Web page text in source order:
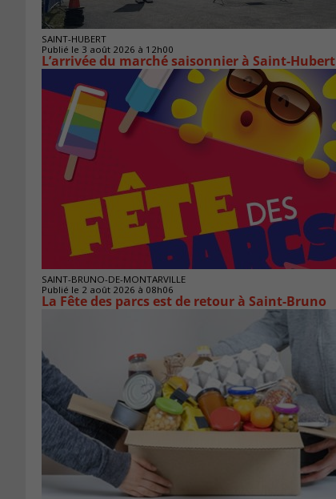
SAINT-HUBERT
Publié le 3 août 2026 à 12h00
L’arrivée du marché saisonnier à Saint-Hubert
SAINT-BRUNO-DE-MONTARVILLE
Publié le 2 août 2026 à 08h06
La Fête des parcs est de retour à Saint-Bruno